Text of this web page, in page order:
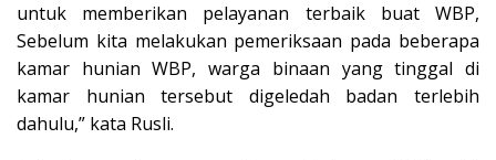
untuk memberikan pelayanan terbaik buat WBP,
Sebelum kita melakukan pemeriksaan pada beberapa
kamar hunian WBP, warga binaan yang tinggal di
kamar hunian tersebut digeledah badan terlebih
dahulu,” kata Rusli.